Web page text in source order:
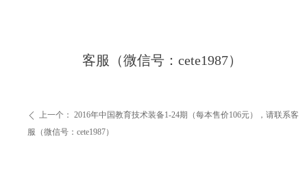
ꄴ 上一个： 2016年中国教育技术装备1-24期（每本售价106元），请联系客
服（微信号：cete1987）
客服（微信号：cete1987）